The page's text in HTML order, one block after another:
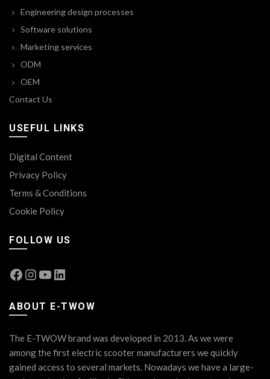
Engineering design processes
Software solutions
Marketing services
ODM
OEM
Contact Us
USEFUL LINKS
Digital Content
Privacy Policy
Terms & Conditions
Cookie Policy
FOLLOW US
Facebook
Instagram
YouTube
LinkedIn
ABOUT E-TWOW
The E-TWOW brand was developed in 2013. As we were
among the first electric scooter manufacturers we quickly
gained access to several markets. Nowadays we have a large-